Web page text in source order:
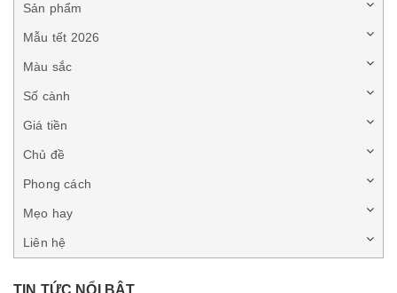
Sản phẩm
Mẫu tết 2026
Màu sắc
Số cành
Giá tiền
Chủ đề
Phong cách
Mẹo hay
Liên hệ
TIN TỨC NỔI BẬT